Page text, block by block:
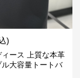
)
ース 上質な本革
大容量トートバ